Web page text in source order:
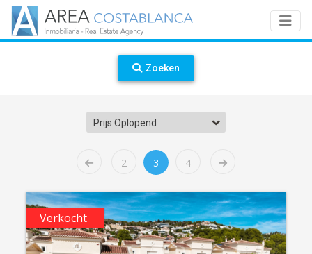
Zoeken
Prijs Oplopend
2 3 4
Verkocht